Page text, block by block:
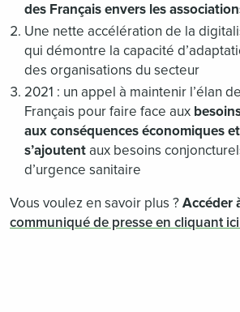
des Français envers les
Une nette accélération de la
qui démontre la capacité
des organisations du secteur
2021 : un appel à maintenir l’élan
Français pour faire face aux
aux conséquences économiques
s’ajoutent aux besoins
d’urgence sanitaire
Vous voulez en savoir plus ?Accéder
communiqué de presse en cliquant